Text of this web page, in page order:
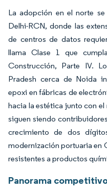
La adopción en el norte
Delhi-RCN, donde las
de centros de datos
llama Clase 1 que
Construcción, Parte IV.
Pradesh cerca de Noida
epoxi en fábricas de
hacia la estética junto con
siguen siendo
crecimiento de dos
modernización portuaria en
resistentes a productos
Panorama